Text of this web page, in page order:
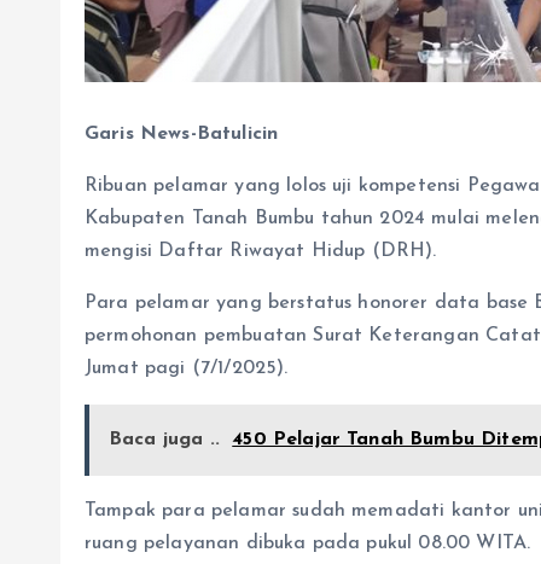
Garis News-Batulicin
Ribuan pelamar yang lolos uji kompetensi
Kabupaten Tanah Bumbu tahun 2024 mulai
mengisi Daftar Riwayat Hidup (DRH).
Para pelamar yang berstatus honorer data base
permohonan pembuatan Surat Keterangan
Jumat pagi (7/1/2025).
Baca juga .. 450 Pelajar Tanah Bumbu
Tampak para pelamar sudah memadati kantor
ruang pelayanan dibuka pada pukul 08.00 WITA.